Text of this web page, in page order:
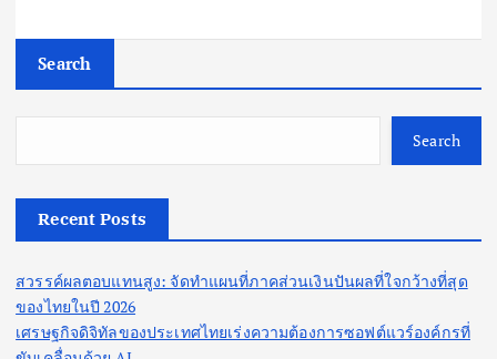
Search
Search
Recent Posts
สวรรค์ผลตอบแทนสูง: จัดทำแผนที่ภาคส่วนเงินปันผลที่ใจกว้างที่สุด
ของไทยในปี 2026
เศรษฐกิจดิจิทัลของประเทศไทยเร่งความต้องการซอฟต์แวร์องค์กรที่